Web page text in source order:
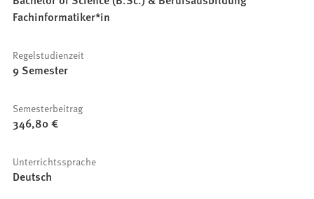
Fachinformatiker*in
Regelstudienzeit
9 Semester
Semesterbeitrag
346,80 €
Unterrichtssprache
Deutsch